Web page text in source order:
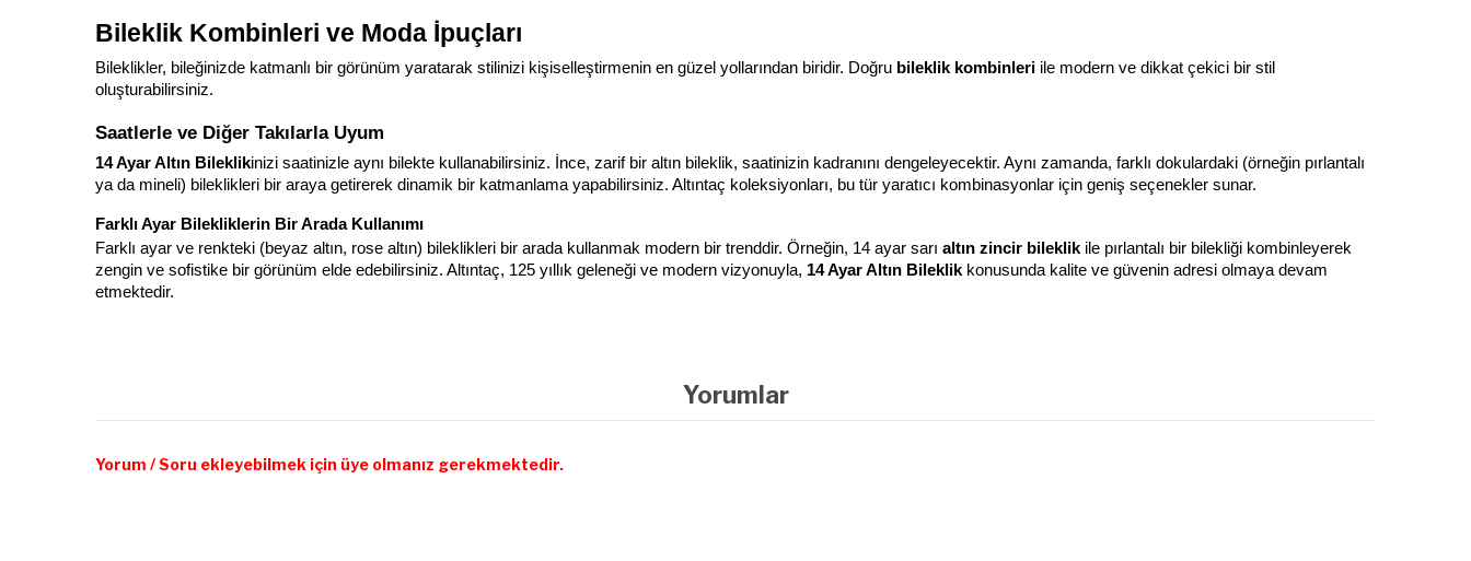
Bileklik Kombinleri ve Moda İpuçları
Bileklikler, bileğinizde katmanlı bir görünüm yaratarak stilinizi kişiselleştirmenin en güzel yollarından biridir. Doğru bileklik kombinleri ile modern ve dikkat çekici bir stil
oluşturabilirsiniz.
Saatlerle ve Diğer Takılarla Uyum
14 Ayar Altın Bileklikinizi saatinizle aynı bilekte kullanabilirsiniz. İnce, zarif bir altın bileklik, saatinizin kadranını dengeleyecektir. Aynı zamanda, farklı dokulardaki (örneğin pırlantalı
ya da mineli) bileklikleri bir araya getirerek dinamik bir katmanlama yapabilirsiniz. Altıntaç koleksiyonları, bu tür yaratıcı kombinasyonlar için geniş seçenekler sunar.
Farklı Ayar Bilekliklerin Bir Arada Kullanımı
Farklı ayar ve renkteki (beyaz altın, rose altın) bileklikleri bir arada kullanmak modern bir trenddir. Örneğin, 14 ayar sarı altın zincir bileklik ile pırlantalı bir bilekliği kombinleyerek
zengin ve sofistike bir görünüm elde edebilirsiniz. Altıntaç, 125 yıllık geleneği ve modern vizyonuyla, 14 Ayar Altın Bileklik konusunda kalite ve güvenin adresi olmaya devam
etmektedir.
Yorumlar
Yorum / Soru ekleyebilmek için üye olmanız gerekmektedir.